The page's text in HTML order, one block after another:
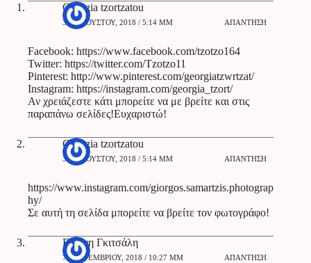
Georgia tzortzatou
30 ΑΥΓΟΎΣΤΟΥ, 2018 / 5:14 ΜΜ ΑΠΆΝΤΗΣΗ
Facebook: https://www.facebook.com/tzotzo164
Twitter: https://twitter.com/Tzotzo11
Pinterest: http://www.pinterest.com/georgiatzwrtzat/
Instagram: https://instagram.com/georgia_tzort/
Αν χρειάζεστε κάτι μπορείτε να με βρείτε και στις
παραπάνω σελίδες!Ευχαριστώ!
Georgia tzortzatou
30 ΑΥΓΟΎΣΤΟΥ, 2018 / 5:14 ΜΜ ΑΠΆΝΤΗΣΗ
https://www.instagram.com/giorgos.samartzis.photograp
hy/
Σε αυτή τη σελίδα μπορείτε να βρείτε τον φωτογράφο!
Ειρήνη Γκιτσάλη
7 ΣΕΠΤΕΜΒΡΊΟΥ, 2018 / 10:27 ΜΜ ΑΠΆΝΤΗΣΗ